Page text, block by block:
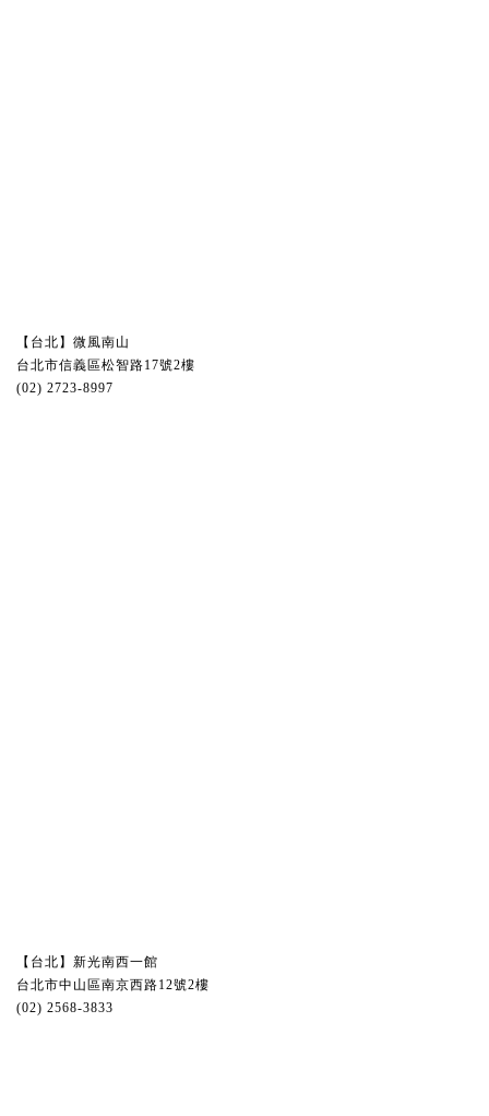
【台北】微風南山
台北市信義區松智路17號2樓
(02) 2723-8997
【台北】新光南西一館
台北市中山區南京西路12號2樓
(02) 2568-3833